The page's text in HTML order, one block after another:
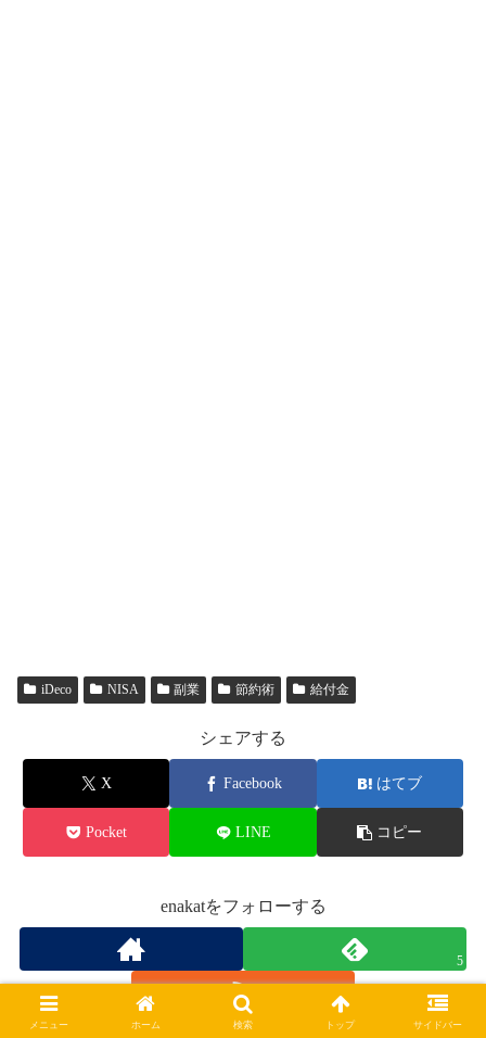
iDeco NISA 副業 節約術 給付金
シェアする
X Facebook はてブ
Pocket LINE コピー
enakatをフォローする
5
メニュー ホーム 検索 トップ サイドバー